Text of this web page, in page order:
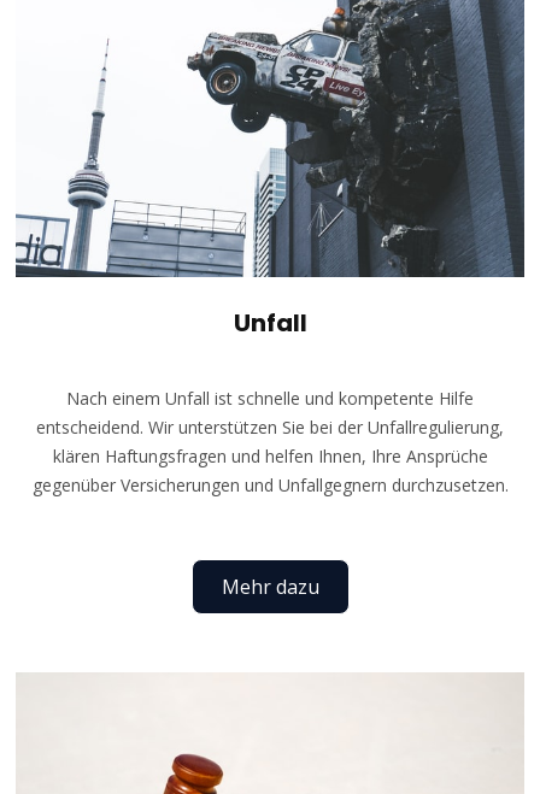
Unfall
Nach einem Unfall ist schnelle und kompetente Hilfe
entscheidend. Wir unterstützen Sie bei der Unfallregulierung,
klären Haftungsfragen und helfen Ihnen, Ihre Ansprüche
gegenüber Versicherungen und Unfallgegnern durchzusetzen.
Mehr dazu